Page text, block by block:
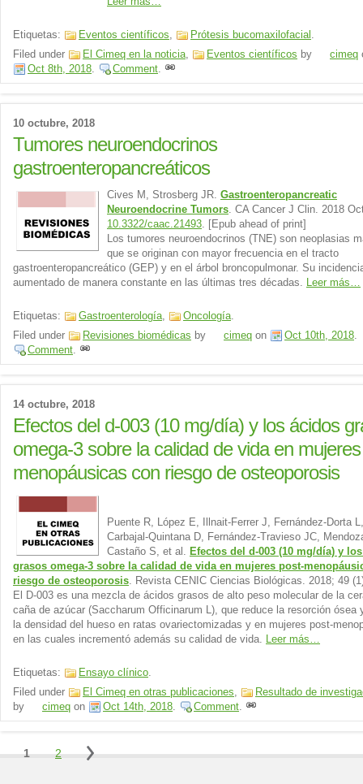
Etiquetas: Eventos científicos, Prótesis bucomaxilofacial .
Filed under
El Cimeq en la noticia, Eventos científicos by cimeq
Oct 8th, 2018. Comment.
10 octubre, 2018
Tumores neuroendocrinos
gastroenteropancreáticos
Cives M, Strosberg JR. Gastroenteropancreatic
Neuroendocrine Tumors. CA Cancer J Clin. 2018
10.3322/caac.21493. [Epub ahead of print]
Los tumores neuroendocrinos (TNE) son neoplasias
que se originan con mayor frecuencia en el tracto
gastroenteropancreático (GEP) y en el árbol broncopulmonar. Su
aumentado de manera constante en las últimas tres décadas. Leer más…
Etiquetas: Gastroenterología, Oncología.
Filed under
Revisiones biomédicas by cimeq on Oct 10th, 2018.
Comment.
14 octubre, 2018
Efectos del d-003 (10 mg/día) y los ácidos
omega-3 sobre la calidad de vida en
menopáusicas con riesgo de osteoporosis
Puente R, López E, Illnait-Ferrer J, Fernández-Dorta L,
Carbajal-Quintana D, Fernández-Travieso JC,
Castaño S, et al. Efectos del d-003 (10 mg/día) y
grasos omega-3 sobre la calidad de vida en mujeres post-
riesgo de osteoporosis. Revista CENIC Ciencias Biológicas. 2018; 49
El D-003 es una mezcla de ácidos grasos de alto peso molecular de la
caña de azúcar (Saccharum Officinarum L), que reduce la resorción ósea
la densidad del hueso en ratas ovariectomizadas y en mujeres post-
en las cuales incrementó además su calidad de vida. Leer más…
Etiquetas: Ensayo clínico.
Filed under
El Cimeq en otras publicaciones,
Resultado de
by
cimeq on Oct 14th, 2018. Comment.